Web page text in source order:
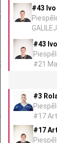
#43 Ivo
#43
#21
#3
#17
#17